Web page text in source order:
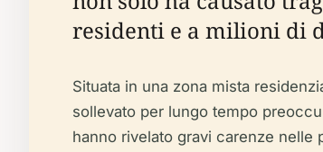
residenti e a milioni di
Situata in una zona mista
sollevato per lungo tempo
hanno rivelato gravi carenze